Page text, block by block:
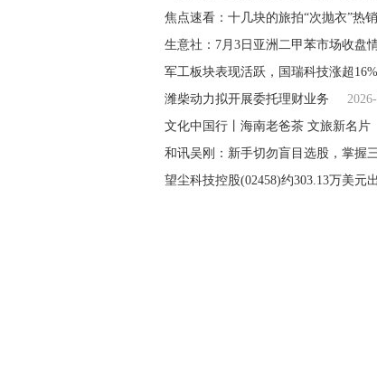
焦点速看：十几块的旅拍“次抛衣”热
生意社：7月3日亚洲二甲苯市场收盘
军工板块表现活跃，国瑞科技涨超
潍柴动力拟开展委托理财业务
文化中国行丨海南老爸茶 文旅新名片
和讯吴刚：新手切勿盲目选股，掌握
望尘科技控股(02458)约303.13万美元